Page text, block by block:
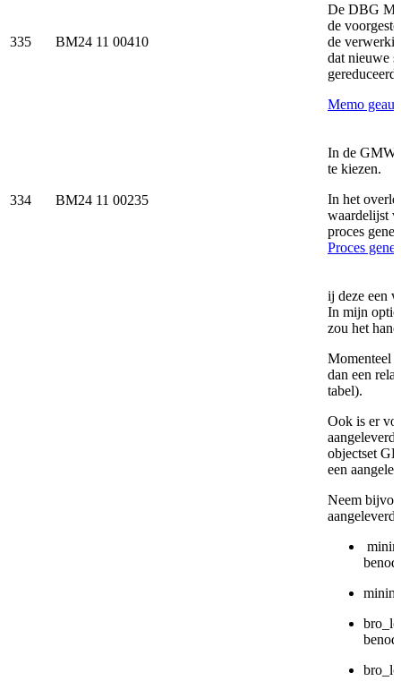
335 BM24 11 00410
De DBG
de
de
dat nieuwe
Memo
334 BM24 11 00235
In de
te kiezen.
In het
waardelijst
proces
Proces
ij deze een
In mijn
zou het
Momenteel
dan een
tabel).
Ook is er
objectset
een
Neem